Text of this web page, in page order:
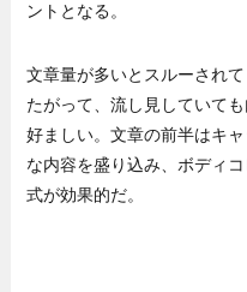
ントとなる。
文章量が多いとスルーされ
たがって、流し見していて
好ましい。文章の前半はキ
な内容を盛り込み、ボディ
式が効果的だ。